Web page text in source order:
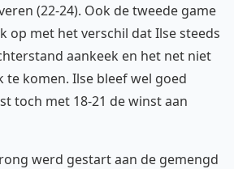
(22-24). Ook de tweede game
op met het verschil dat Ilse steeds
aankeek en het net niet
te komen. Ilse bleef wel goed
toch met 18-21 de winst aan
werd gestart aan de gemengd